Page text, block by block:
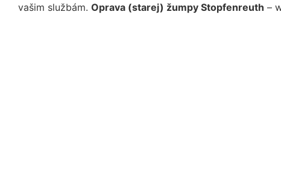
vašim službám. Oprava (starej) žumpy Stopfenreuth –